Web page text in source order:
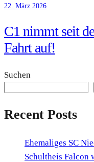
22. März 2026
C1 nimmt seit
Fahrt auf!
Suchen
Recent Posts
Ehemaliges SC
Schultheis Falcon